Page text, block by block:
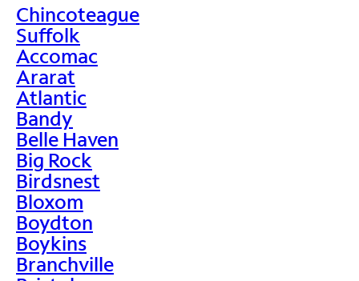
Chincoteague
Suffolk
Accomac
Ararat
Atlantic
Bandy
Belle Haven
Big Rock
Birdsnest
Bloxom
Boydton
Boykins
Branchville